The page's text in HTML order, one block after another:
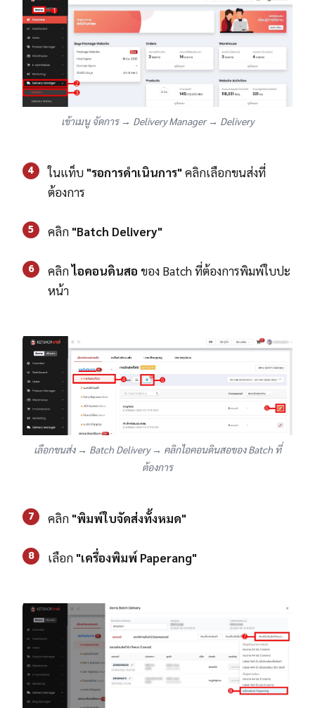
เข้าเมนู จัดการ → Delivery Manager → Delivery
4 ในแท็บ "รอการดำเนินการ"คลิกเลือกขนส่งที่
ต้องการ
5 คลิก "Batch Delivery"
6 คลิกไอคอนดินสอ ของ Batch ที่ต้องการพิมพ์ใบปะ
หน้า
เลือกขนส่ง → Batch Delivery → คลิกไอคอนดินสอของ Batch ที่
ต้องการ
7 คลิก "พิมพ์ใบจัดส่งทั้งหมด"
8 เลือก "เครื่องพิมพ์ Paperang"